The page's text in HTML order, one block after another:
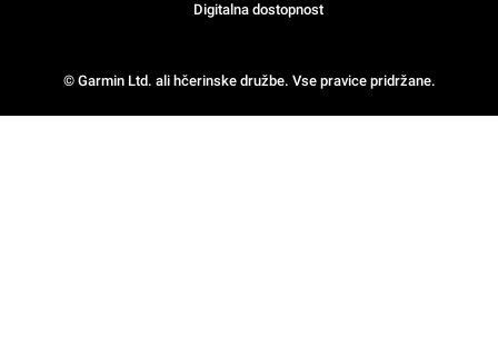
© Garmin Ltd. ali hčerinske družbe. Vse pravice pridržane.
Digitalna dostopnost